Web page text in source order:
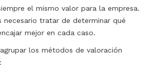
el mismo valor para la empresa.
necesario tratar de determinar qué
mejor en cada caso.
los métodos de valoración